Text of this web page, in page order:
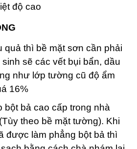
độ cao
quả thì bề mặt sơn cần phải
sẽ các vết bụi bẩn, dầu
như lớp tường cũ độ ẩm
16%
bột bả cao cấp trong nhà
theo bề mặt tường). Khi
được làm phẳng bột bả thì